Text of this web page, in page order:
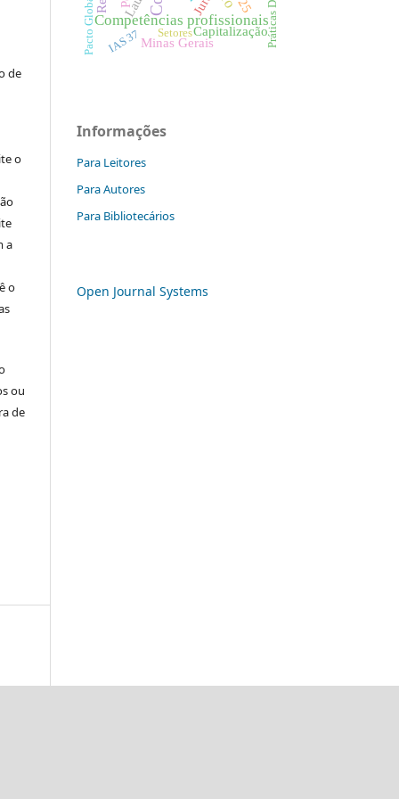
de
o
a
o
ou
de
Competências profissionais
Capitalização
Minas Gerais
Setores
Pacto Global IAS 37
Informações
Para Leitores
Para Autores
Para Bibliotecários
Open Journal Systems